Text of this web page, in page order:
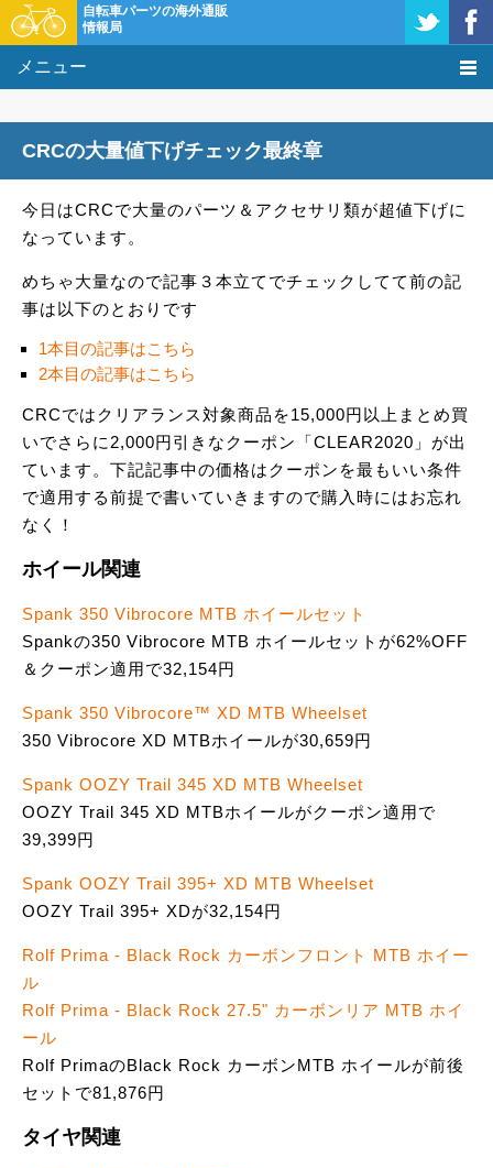
自転車パーツの海外通販
情報局
メニュー
基礎知識
購入方法
CRCの大量値下げチェック最終章
今日はCRCで大量のパーツ＆アクセサリ類が超値下げに
なっています。
めちゃ大量なので記事３本立てでチェックしてて前の記
事は以下のとおりです
1本目の記事はこちら
2本目の記事はこちら
CRCではクリアランス対象商品を15,000円以上まとめ買
いでさらに2,000円引きなクーポン「CLEAR2020」が出
ています。下記記事中の価格はクーポンを最もいい条件
で適用する前提で書いていきますので購入時にはお忘れ
なく！
ホイール関連
Spank 350 Vibrocore MTB ホイールセット
Spankの350 Vibrocore MTB ホイールセットが62%OFF
＆クーポン適用で32,154円
Spank 350 Vibrocore™ XD MTB Wheelset
350 Vibrocore XD MTBホイールが30,659円
Spank OOZY Trail 345 XD MTB Wheelset
OOZY Trail 345 XD MTBホイールがクーポン適用で
39,399円
Spank OOZY Trail 395+ XD MTB Wheelset
OOZY Trail 395+ XDが32,154円
Rolf Prima - Black Rock カーボンフロント MTB ホイー
ル
Rolf Prima - Black Rock 27.5" カーボンリア MTB ホイ
ール
Rolf PrimaのBlack Rock カーボンMTB ホイールが前後
セットで81,876円
タイヤ関連